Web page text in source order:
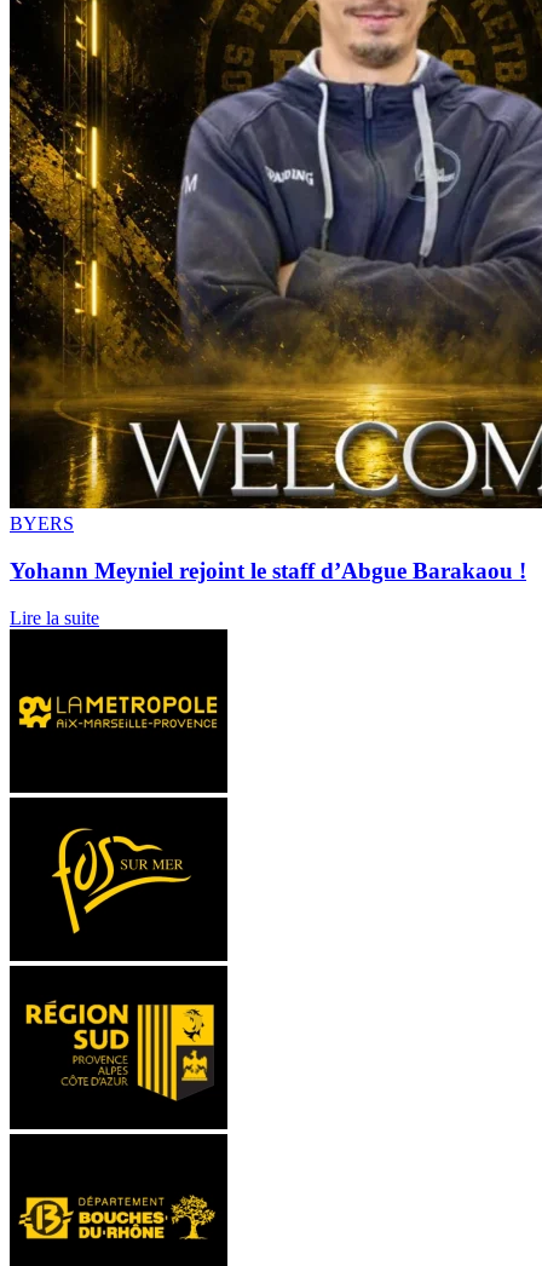
BYERS
Yohann Meyniel rejoint le staff d’Abgue Barakaou !
Lire la suite